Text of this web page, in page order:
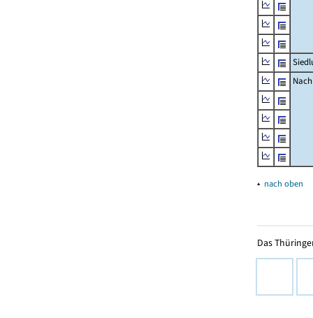
▴ nach oben
Das